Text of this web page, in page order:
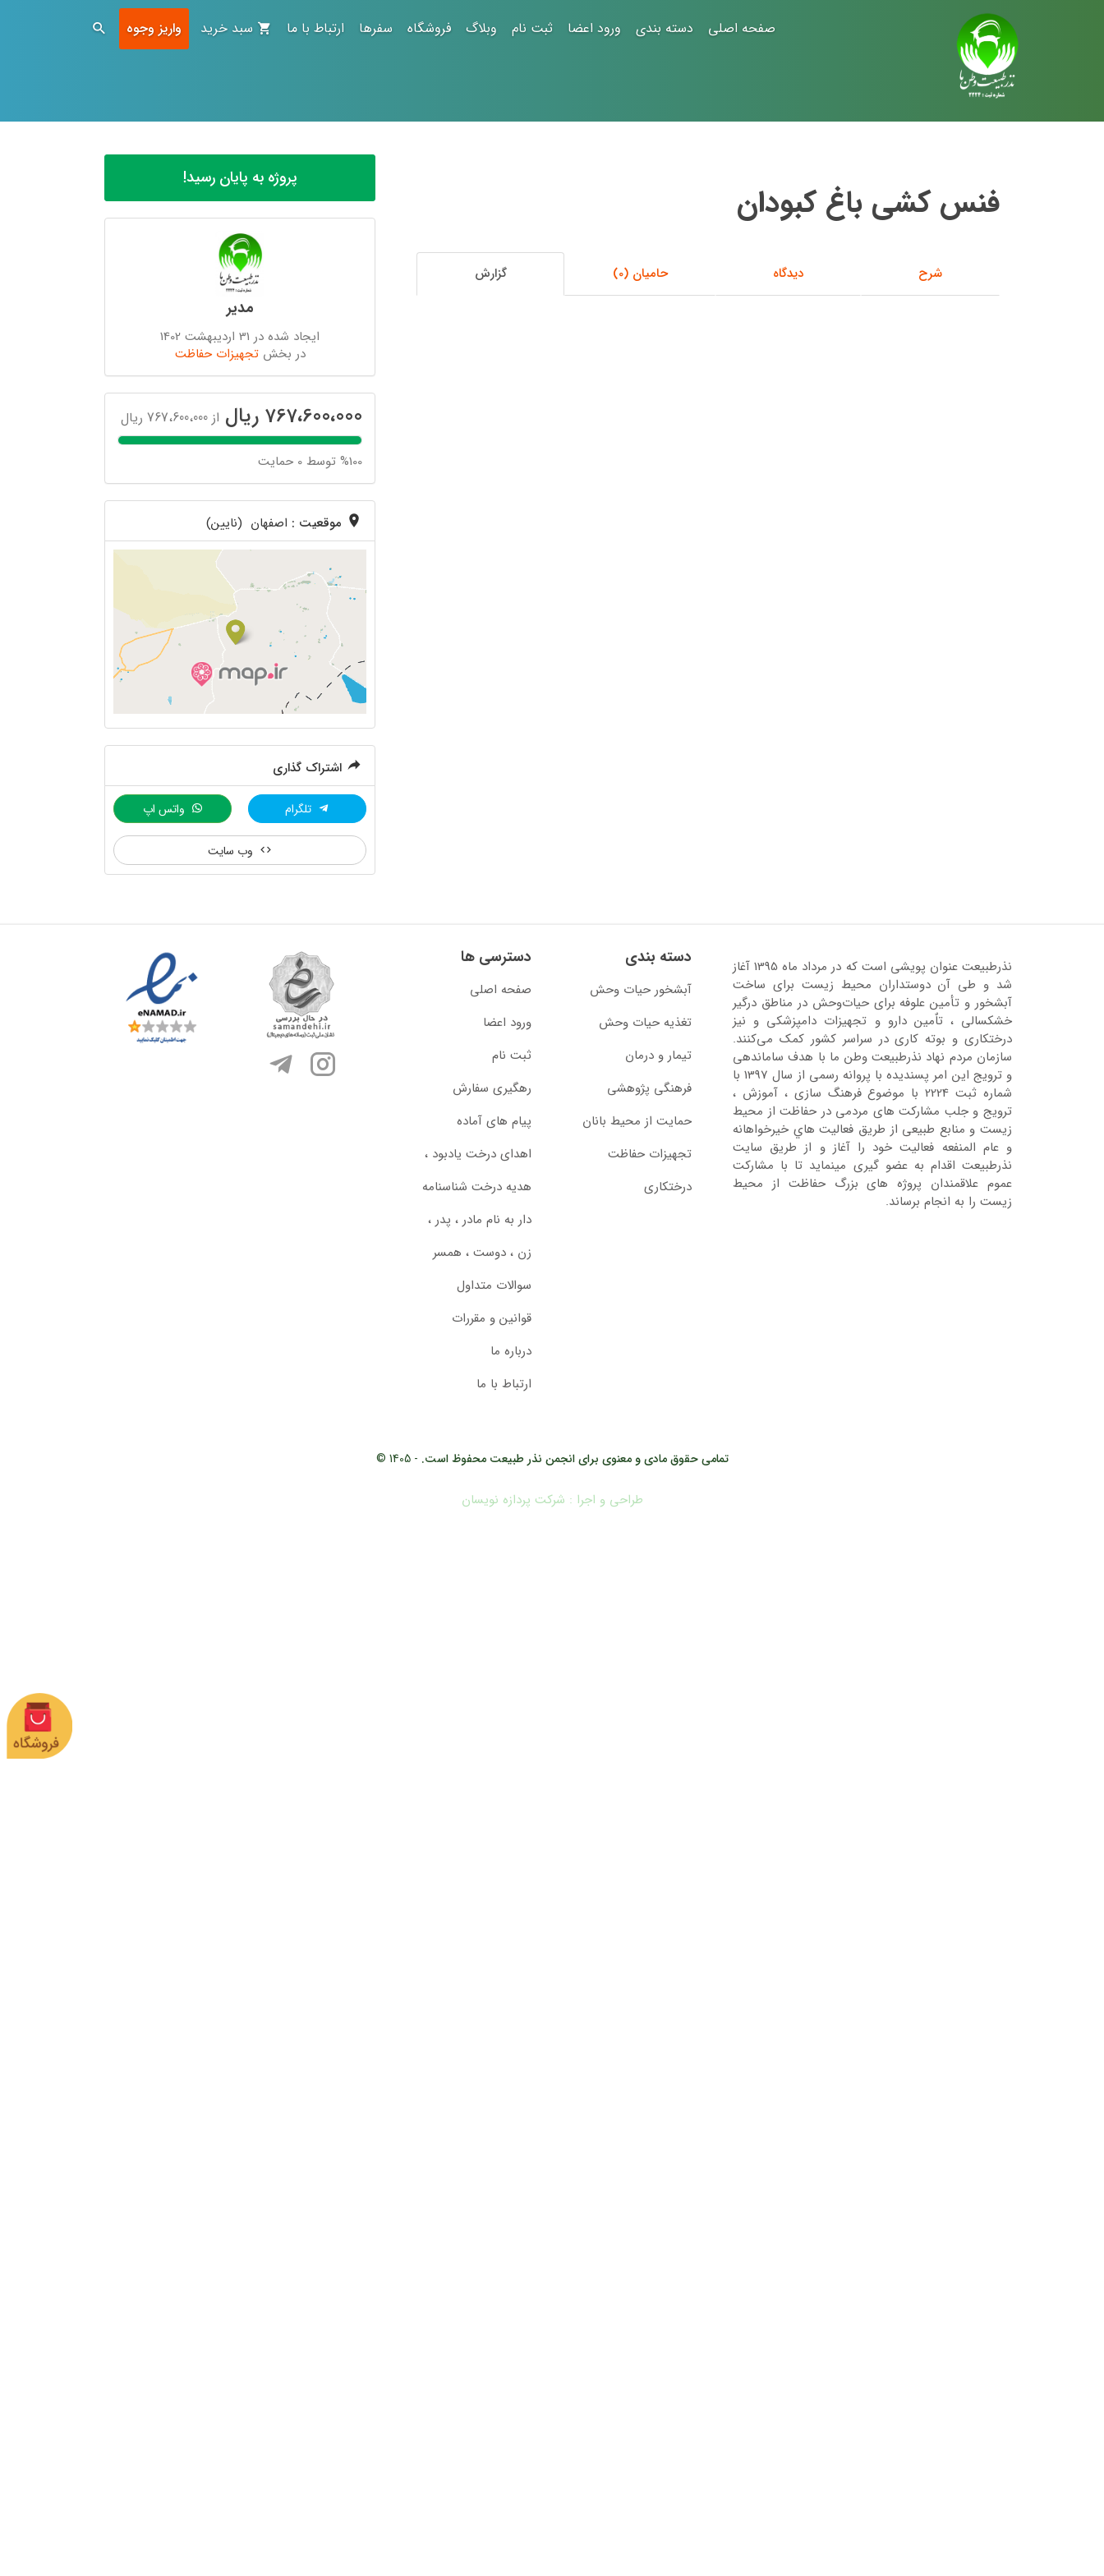
صفحه اصلی دسته بندی ورود اعضا ثبت نام وبلاگ فروشگاه سفرها ارتباط با ما سبد خرید واریز وجوه
فنس کشی باغ کبودان
شرح دیدگاه حامیان (0) گزارش
پروژه به پایان رسید!
مدیر
ایجاد شده در 31 اردیبهشت 1402
در بخشتجهیزات حفاظت
767،600،000 ریال از 767،600،000 ریال
%100 توسط 0 حمایت
موقعیت : اصفهان (نایین)
اشتراک گذاری
تلگرام واتس اپ
وب سایت
نذرطبیعت عنوان پویشی است که در مرداد ماه 1395 آغاز
شد و طی آن دوستداران محیط زیست برای ساخت
آبشخور و تأمین علوفه برای حیات‌وحش در مناطق درگیر
خشکسالی ، تاٌمین دارو و تجهیزات دامپزشکی و نیز
درختکاری و بوته کاری در سراسر کشور کمک می‌کنند.
سازمان مردم نهاد نذرطبیعت وطن ما با هدف ساماندهی
و ترویج این امر پسندیده با پروانه رسمی از سال 1397 با
شماره ثبت 2224 با موضوع فرهنگ سازی ، آموزش ،
ترویج و جلب مشارکت های مردمی در حفاظت از محیط
زیست و منابع طبیعی از طریق فعالیت هاي خیرخواهانه
و عام المنفعه فعالیت خود را آغاز و از طریق سایت
نذرطبیعت اقدام به عضو گیری مینماید تا با مشارکت
عموم علاقمندان پروژه های بزرگ حفاظت از محیط
زیست را به انجام برساند.
دسته بندی
آبشخور حیات وحش
تغذیه حیات وحش
تیمار و درمان
فرهنگی پژوهشی
حمایت از محیط بانان
تجهیزات حفاظت
درختکاری
دسترسی ها
صفحه اصلی
ورود اعضا
ثبت نام
رهگیری سفارش
پیام های آماده
اهدای درخت یادبود ،‌
هدیه درخت شناسنامه
دار به نام مادر ، پدر ،
زن ، دوست ، همسر
سوالات متداول
قوانین و مقررات
درباره ما
ارتباط با ما
تمامی حقوق مادی و معنوی برای انجمن نذر طبیعت محفوظ است. - 1405 ©
طراحی و اجرا : شرکت پردازه نویسان